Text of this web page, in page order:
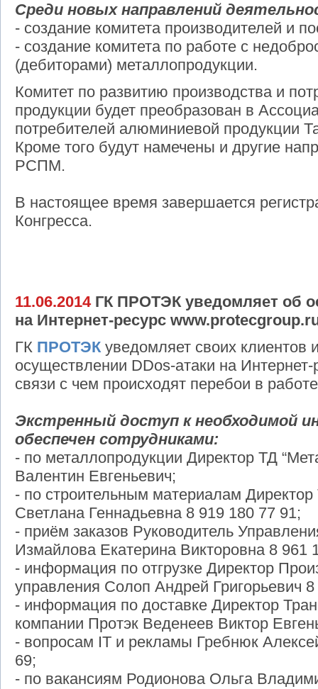
Среди новых направлений
- создание комитета производителей и
- создание комитета по работе с
(дебиторами) металлопродукции.
Комитет по развитию производства и
продукции будет преобразован в
потребителей алюминиевой продукции
Кроме того будут намечены и другие
РСПМ.
В настоящее время завершается
Конгресса.
11.06.2014ГК ПРОТЭК уведомляет об
на Интернет-ресурс
ГК ПРОТЭКуведомляет своих клиентов
осуществлении DDos-атаки на
связи с чем происходят перебои в
Экстренный доступ к необходимой
обеспечен сотрудниками:
- по металлопродукции Директор ТД
Валентин Евгеньевич;
- по строительным материалам
Светлана Геннадьевна 8 919 180 77 91;
- приём заказов Руководитель
Измайлова Екатерина Викторовна 8 961
- информация по отгрузке Директор
управления Солоп Андрей Григорьевич
- информация по доставке Директор
компании Протэк Веденеев Виктор
- вопросам IT и рекламы Гребнюк
69;
- по вакансиям Родионова Ольга